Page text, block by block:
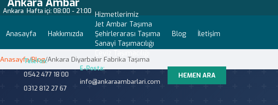
Ankara Hafta içi: 08:00 - 21:00
Anasayfa Hakkımızda
Hizmetlerimiz
Jet Ambar Taşıma
Şehirlerarası Taşıma
Sanayi Taşımacılığı
Blog İletişim
Telefon:
0542 477 18 00
0312 812 27 67
E-Posta:
info@ankaraambarlari.com
HEMEN ARA
Anasayfa/Blog/Ankara Diyarbakır Fabrika Taşıma